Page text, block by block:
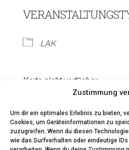
Zustimmung
Um dir ein optimales Erlebnis zu bieten,
Cookies, um Geräteinformationen zu
zuzugreifen. Wenn du diesen
wie das Surfverhalten oder eindeutige
LAK
Karte nicht verfügbar